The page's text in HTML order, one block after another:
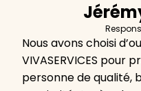
Nous avons choisi
VIVASERVICES pour
personne de qualité,